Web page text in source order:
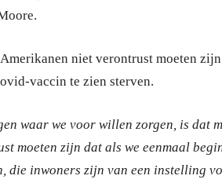
niet verontrust moeten
vaccin te zien sterven.
waar we voor willen zorgen, is dat
moeten zijn dat als we eenmaal
die inwoners zijn van een instelling